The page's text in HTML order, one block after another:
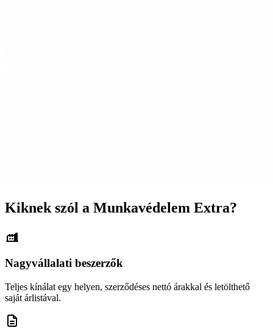
Kiknek szól a Munkavédelem Extra?
Nagyvállalati beszerzők
Teljes kínálat egy helyen, szerződéses nettó árakkal és letölthető
saját árlistával.